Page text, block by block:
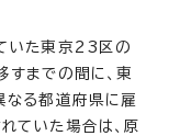
いた東京23区の
すまでの間に、東
る都道府県に雇
ていた場合は、原